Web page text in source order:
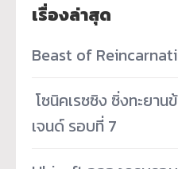
เรื่องล่าสุด
Beast of
โซนิคเรซซิง ซิ่งทะยา
เจนด์ รอบที่ 7